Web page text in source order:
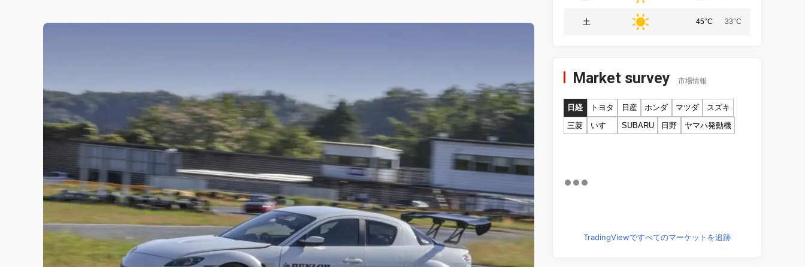
土 45°C 33°C
Market survey 市場情報
日経 トヨタ 日産 ホンダ マツダ
スズキ
三菱
いすゞ SUBARU 日野 ヤマハ発動機
TradingViewですべてのマーケットを追跡